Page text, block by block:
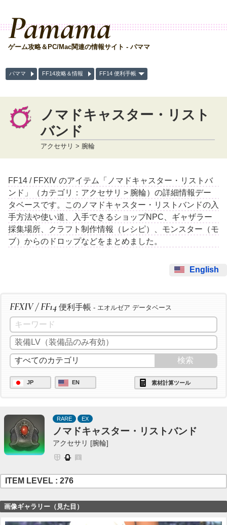
Pamama
ゲーム攻略＆PC/Mac関連の情報サイト - パママ
パママ FF14攻略＆情報 FF14 便利手帳
ノマドキャスター・リスト
バンド
アクセサリ > 腕輪
FF14 / FFXIV のアイテム「ノマドキャスター・リストバ
ンド」（カテゴリ：アクセサリ > 腕輪）の詳細情報デー
タベースです。このノマドキャスター・リストバンドの入
手方法や使い道、入手できるショップNPC、ギャザラー
採集場所、クラフト制作情報（レシピ）、モンスター（モ
ブ）からのドロップなどをまとめました。
English
FFXIV / FF14 便利手帳 - エオルゼア データベース
JP EN 素材計算ツール
RARE EX
ノマドキャスター・リストバンド
アクセサリ [腕輪]
ITEM LEVEL : 276
画像ギャラリー（見た目）